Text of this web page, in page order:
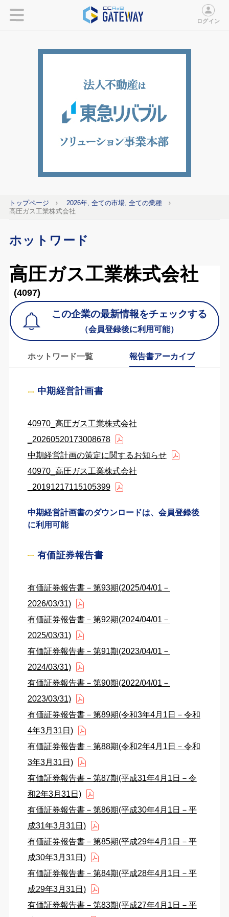
ログイン
トップページ
2026年, 全ての市場, 全ての業種
高圧ガス工業株式会社
ホットワード
高圧ガス工業株式会社
(4097)
この企業の最新情報をチェックする
（会員登録後に利用可能）
ホットワード一覧 報告書アーカイブ
中期経営計画書
40970_高圧ガス工業株式会社
_20260520173008678
中期経営計画の策定に関するお知らせ
40970_高圧ガス工業株式会社
_20191217115105399
中期経営計画書のダウンロードは、会員登録後
に利用可能
有価証券報告書
有価証券報告書－第93期(2025/04/01－
2026/03/31)
有価証券報告書－第92期(2024/04/01－
2025/03/31)
有価証券報告書－第91期(2023/04/01－
2024/03/31)
有価証券報告書－第90期(2022/04/01－
2023/03/31)
有価証券報告書－第89期(令和3年4月1日－令和
4年3月31日)
有価証券報告書－第88期(令和2年4月1日－令和
3年3月31日)
有価証券報告書－第87期(平成31年4月1日－令
和2年3月31日)
有価証券報告書－第86期(平成30年4月1日－平
成31年3月31日)
有価証券報告書－第85期(平成29年4月1日－平
成30年3月31日)
有価証券報告書－第84期(平成28年4月1日－平
成29年3月31日)
有価証券報告書－第83期(平成27年4月1日－平